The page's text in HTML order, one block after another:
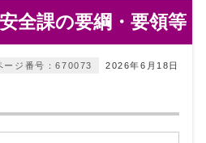
全課の要綱・要領等
2026年6月18日
ージ番号：670073